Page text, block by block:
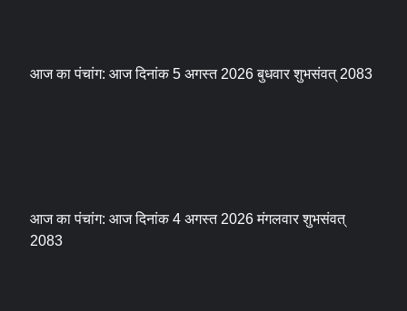
आज का पंचांग: आज दिनांक 5 अगस्त 2026 बुधवार शुभसंवत् 2083
आज का पंचांग: आज दिनांक 4 अगस्त 2026 मंगलवार शुभसंवत्
2083